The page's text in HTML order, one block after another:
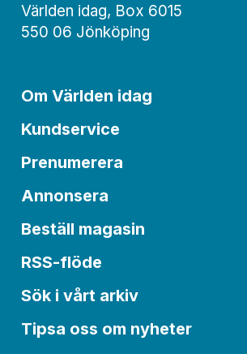
Världen idag, Box 6015
550 06 Jönköping
Om Världen idag
Kundservice
Prenumerera
Annonsera
Beställ magasin
RSS-flöde
Sök i vårt arkiv
Tipsa oss om nyheter